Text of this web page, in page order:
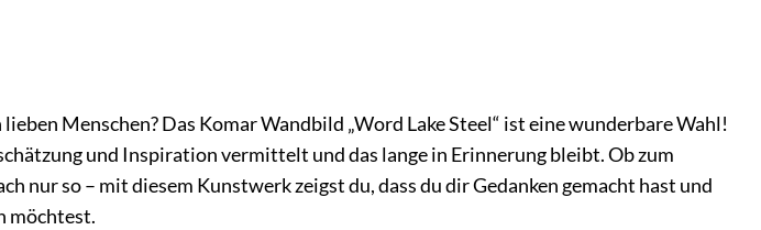
Menschen? Das Komar Wandbild „Word Lake Steel“ ist eine wunderbare Wahl!
und Inspiration vermittelt und das lange in Erinnerung bleibt. Ob zum
nur so – mit diesem Kunstwerk zeigst du, dass du dir Gedanken gemacht hast und
möchtest.